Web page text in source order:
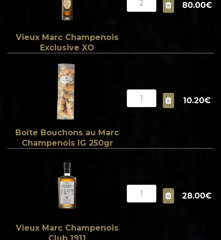
Vieux Marc Champenois
Exclusive XO
80.00€
Boîte Bouchons au Marc
Champenois IG 250gr
10.20€
Vieux Marc Champenois
28.00€